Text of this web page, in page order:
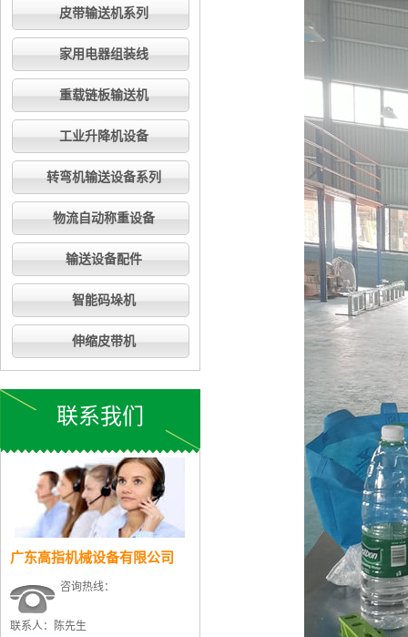
皮带输送机系列
家用电器组装线
重载链板输送机
工业升降机设备
转弯机输送设备系列
物流自动称重设备
输送设备配件
智能码垛机
伸缩皮带机
联系我们
广东高指机械设备有限公司
咨询热线：
联系人：陈先生